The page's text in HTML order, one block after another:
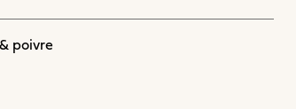
poivre